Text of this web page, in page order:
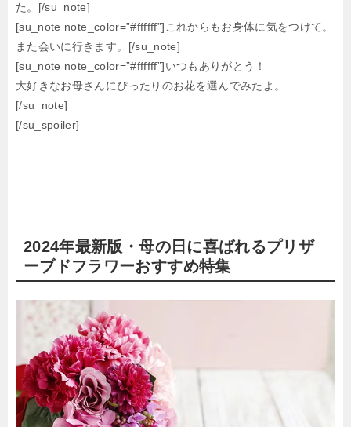
た。[/su_note]
[su_note note_color=”#ffffff”]これからもお身体に気をつけて。
また会いに行きます。[/su_note]
[su_note note_color=”#ffffff”]いつもありがとう！
大好きなお母さんにぴったりのお花を選んでみたよ。
[/su_note]
[/su_spoiler]
2024年最新版・母の日に喜ばれるプリザ
ーブドフラワーおすすめ特集